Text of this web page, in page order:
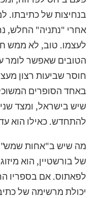
בנחיצות של כתיבתו.
אחרי "נתניה" החלש,
לעצמו. טוב, לא ממש
הטובים שאפשר לומר
חוסר שביעות רצון
באחד הסופרים
שיש בישראל, ומצד
להתחדש. כאילו הוא
מה שיש ב"אחות שמש",
של בורשטיין, הוא מיזוג
לפאתוס. אם בספריו
יכולת מרשימה של